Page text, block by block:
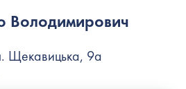
Володимирович
Щекавицька, 9а